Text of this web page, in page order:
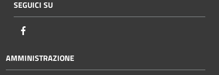
SEGUICI SU
AMMINISTRAZIONE